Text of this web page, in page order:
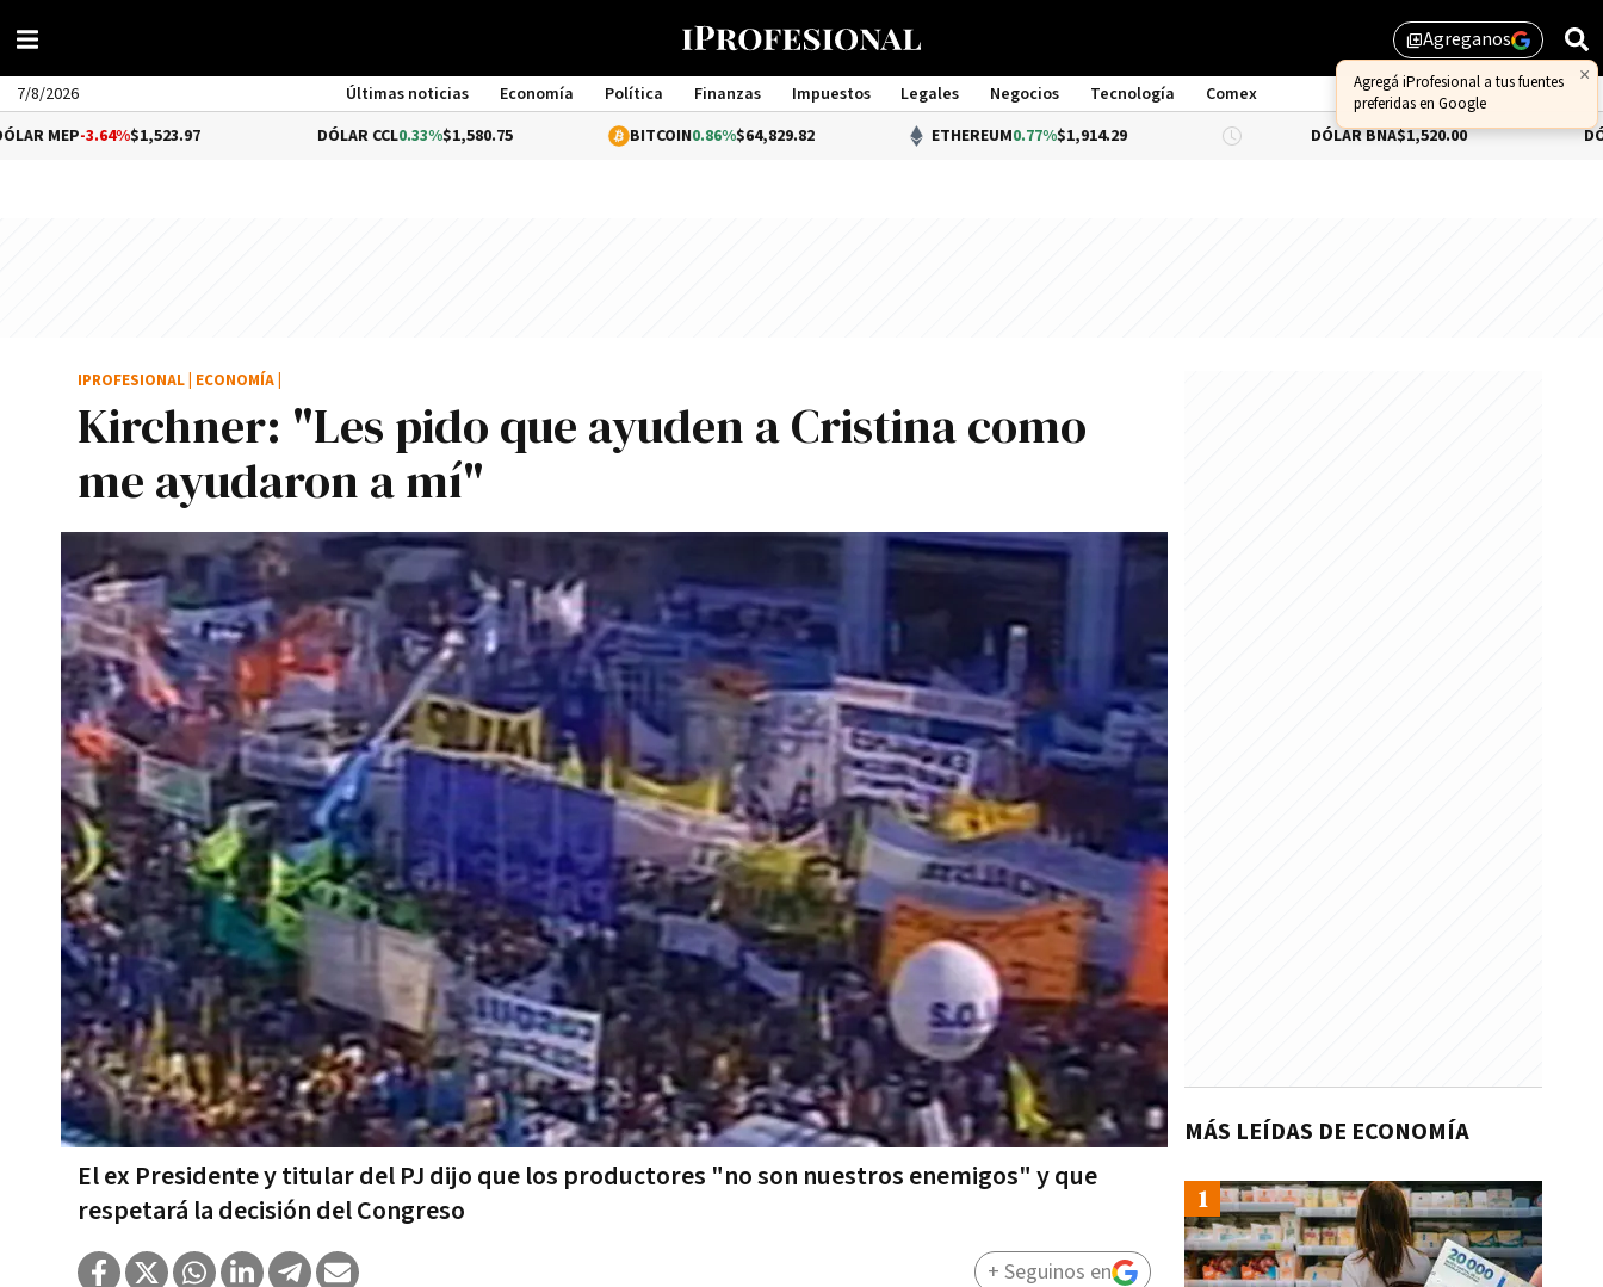
library_addAgreganos
7/8/2026 Últimas noticias Economía Política Finanzas Impuestos Legales Negocios Tecnología
Comex
Management
$1,523.97 0.33%$1,580.75 0.86%$64,829.82 ETHEREUM0.77%$1,914.29 DÓLAR BNA $1,520.00 DÓLAR BLUE-
Kirchner: "Les pido que ayuden a Cristina como
me ayudaron a mí­"
El ex Presidente y titular del PJ dijo que los productores "no son nuestros enemigos" y que
respetará la decisión del Congreso
IPROFESIONAL ECONOMÍA
+ Seguinos en
MÁS LEÍDAS DE ECONOMÍA